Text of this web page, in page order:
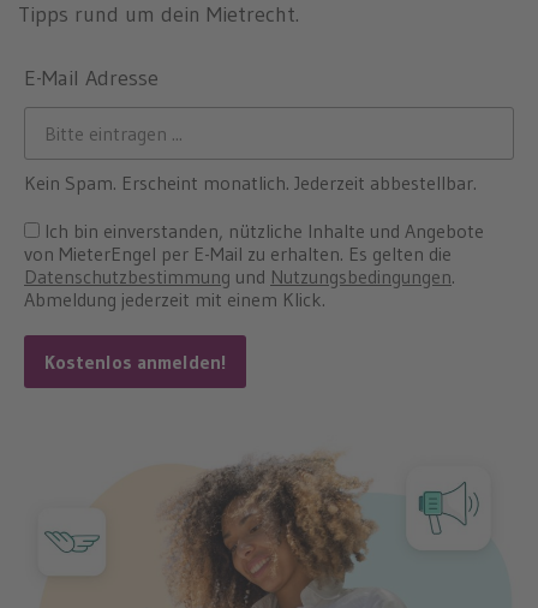
Tipps rund um dein Mietrecht.
E-Mail Adresse
Kein Spam. Erscheint monatlich. Jederzeit abbestellbar.
Ich bin einverstanden, nützliche Inhalte und Angebote
von MieterEngel per E-Mail zu erhalten. Es gelten die
Datenschutzbestimmung und Nutzungsbedingungen.
Abmeldung jederzeit mit einem Klick.